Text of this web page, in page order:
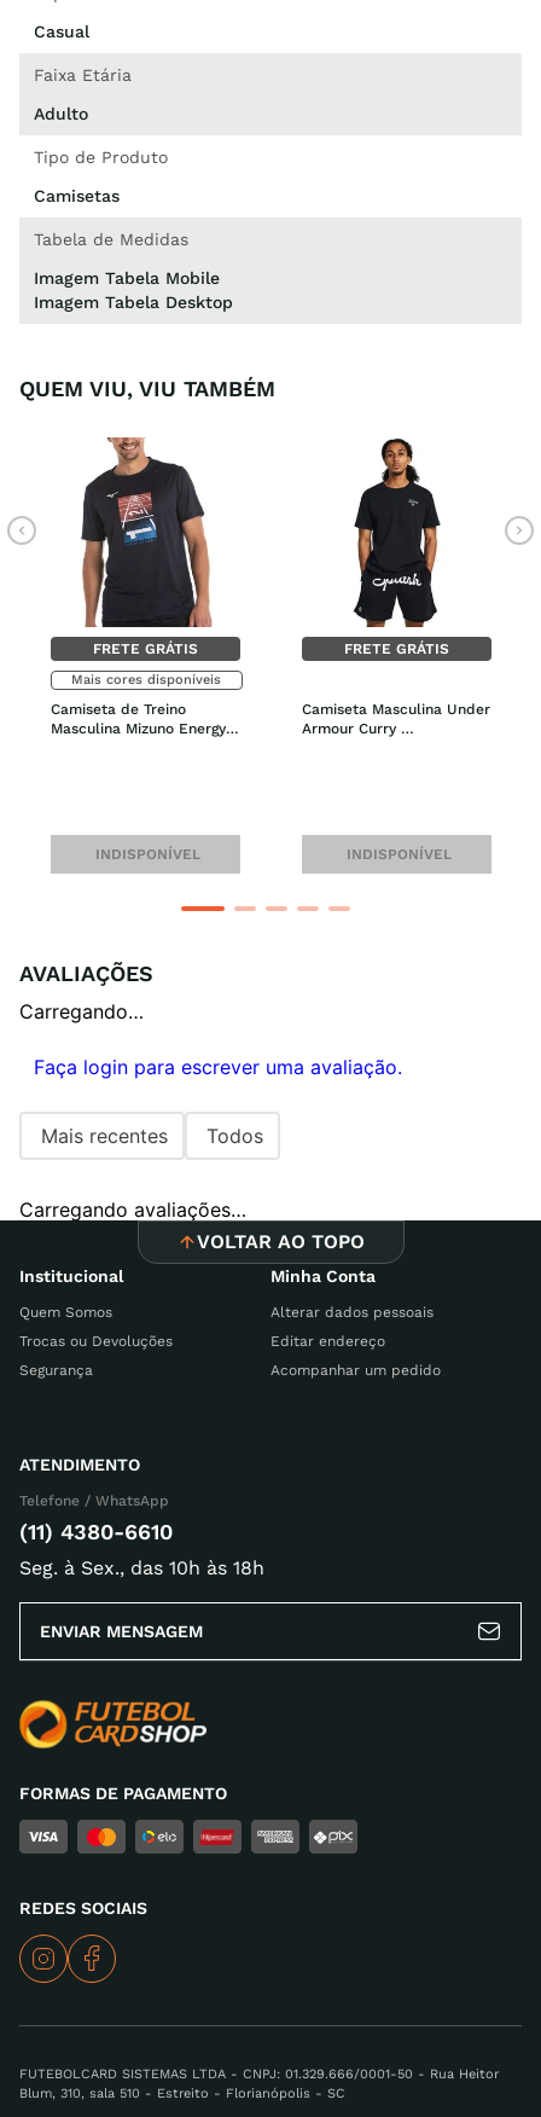
Casual
Faixa Etária
Adulto
Tipo de Produto
Camisetas
Tabela de Medidas
Imagem Tabela Mobile
Imagem Tabela Desktop
QUEM VIU, VIU TAMBÉM
FRETE GRÁTIS
Mais cores disponíveis
Camiseta de Treino
Masculina Mizuno Energy
INDISPONÍVEL
FRETE GRÁTIS
Camiseta Masculina Under
Armour Curry
INDISPONÍVEL
AVALIAÇÕES
Carregando…
Faça login para escrever uma avaliação.
Mais recentes Todos
Carregando avaliações…
VOLTAR AO TOPO
Institucional
Quem Somos
Trocas ou Devoluções
Segurança
Minha Conta
Alterar dados pessoais
Editar endereço
Acompanhar um pedido
ATENDIMENTO
Telefone / WhatsApp
(11) 4380-6610
Seg. à Sex., das 10h às 18h
ENVIAR MENSAGEM
FORMAS DE PAGAMENTO
REDES SOCIAIS
FUTEBOLCARD SISTEMAS LTDA - CNPJ: 01.329.666/0001-50 - Rua Heitor
Blum, 310, sala 510 - Estreito - Florianópolis - SC